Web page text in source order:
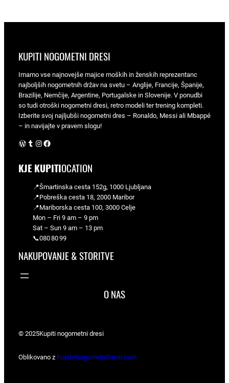
KUPITI NOGOMETNI DRESI
Imamo vse najnovejše majice moških in ženskih reprezentanc
najboljših nogometnih držav na svetu – Anglije, Francije, Španije,
Brazilije, Nemčije, Argentine, Portugalske in Slovenije. V ponudbi
so tudi otroški nogometni dresi, retro modeli ter trening kompleti.
Izberite svoj najljubši nogometni dres – Ronaldo, Messi ali Mbappé
– in navijajte v pravem slogu!
WordPress Instagram Facebook
KJE KUPITIOCATION
📍Šmartinska cesta 152g, 1000 Ljubljana
📍Pobreška cesta 18, 2000 Maribor
📍Mariborska cesta 100, 3000 Celje
Mon – Fri 9 am – 9 pm
Sat – Sun 9 am – 13 pm
📞080 80 99
NAKUPOVANJE & STORITVE
O NAS
© 2025Kupiti nogometni dresi
Oblikovano z KupiteNogometniDresi.com